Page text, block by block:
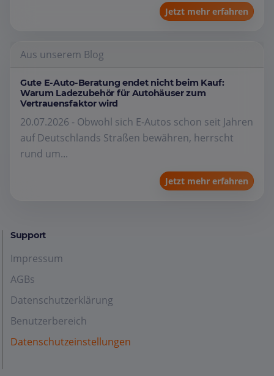
Jetzt mehr erfahren
Aus unserem Blog
Gute E-Auto-Beratung endet nicht beim Kauf:
Warum Ladezubehör für Autohäuser zum
Vertrauensfaktor wird
20.07.2026 - Obwohl sich E-Autos schon seit Jahren
auf Deutschlands Straßen bewähren, herrscht
rund um...
Jetzt mehr erfahren
Support
Impressum
AGBs
Datenschutzerklärung
Benutzerbereich
Datenschutzeinstellungen